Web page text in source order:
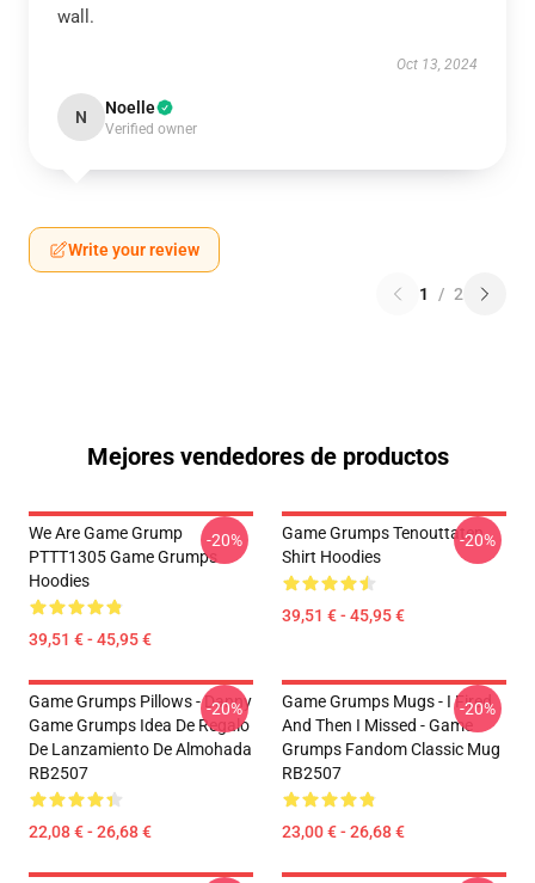
wall.
Oct 13, 2024
N Noelle
Verified owner
Write your review
1 / 2
Mejores vendedores de productos
We Are Game Grump
PTTT1305 Game Grumps
Hoodies
39,51 € - 45,95 €
-20%
Game Grumps Tenouttaten
Shirt Hoodies
39,51 € - 45,95 €
-20%
Game Grumps Pillows - Danny
Game Grumps Idea De Regalo
De Lanzamiento De Almohada
RB2507
22,08 € - 26,68 €
-20%
Game Grumps Mugs - I Fired
And Then I Missed - Game
Grumps Fandom Classic Mug
RB2507
23,00 € - 26,68 €
-20%